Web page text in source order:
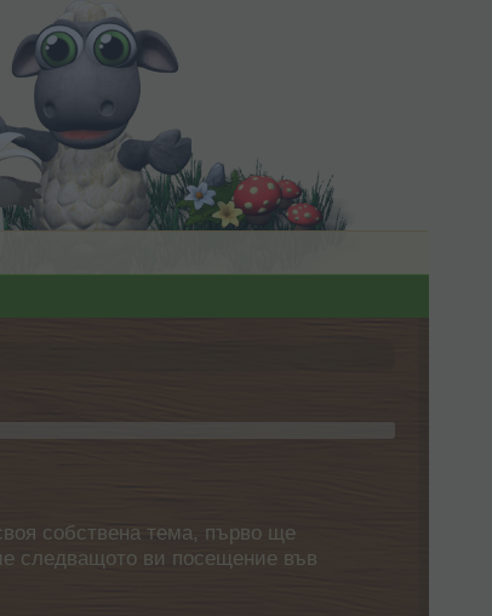
собствена тема, първо ще
следващото ви посещение във